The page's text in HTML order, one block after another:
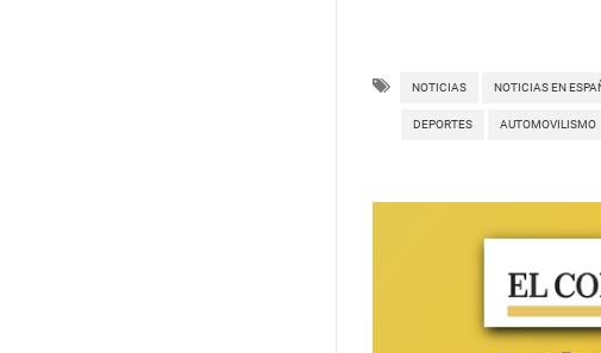
NOTICIAS NOTICIAS EN
DEPORTES AUTOMOVILISMO